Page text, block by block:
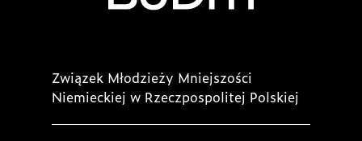
Związek Młodzieży Mniejszości
Niemieckiej w Rzeczpospolitej Polskiej